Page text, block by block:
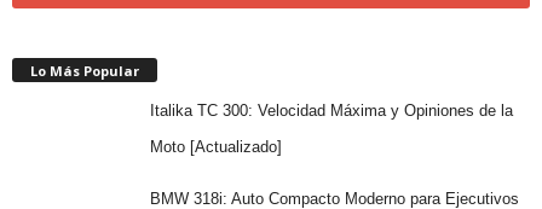
Lo Más Popular
Italika TC 300: Velocidad Máxima y Opiniones de la
Moto [Actualizado]
BMW 318i: Auto Compacto Moderno para Ejecutivos